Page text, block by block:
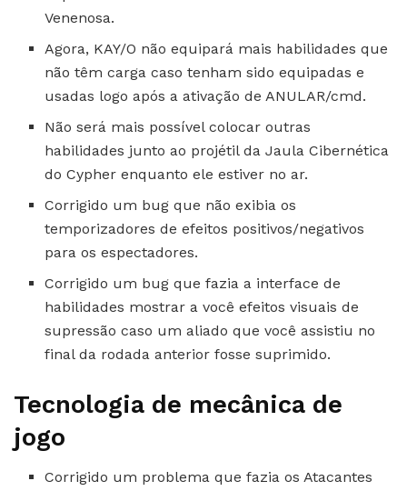
Venenosa.
Agora, KAY/O não equipará mais habilidades que
não têm carga caso tenham sido equipadas e
usadas logo após a ativação de ANULAR/cmd.
Não será mais possível colocar outras
habilidades junto ao projétil da Jaula Cibernética
do Cypher enquanto ele estiver no ar.
Corrigido um bug que não exibia os
temporizadores de efeitos positivos/negativos
para os espectadores.
Corrigido um bug que fazia a interface de
habilidades mostrar a você efeitos visuais de
supressão caso um aliado que você assistiu no
final da rodada anterior fosse suprimido.
Tecnologia de mecânica de
jogo
Corrigido um problema que fazia os Atacantes